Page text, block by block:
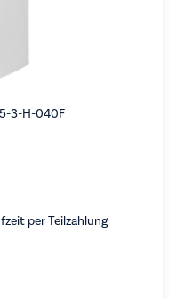
3-H-040F
per Teilzahlung